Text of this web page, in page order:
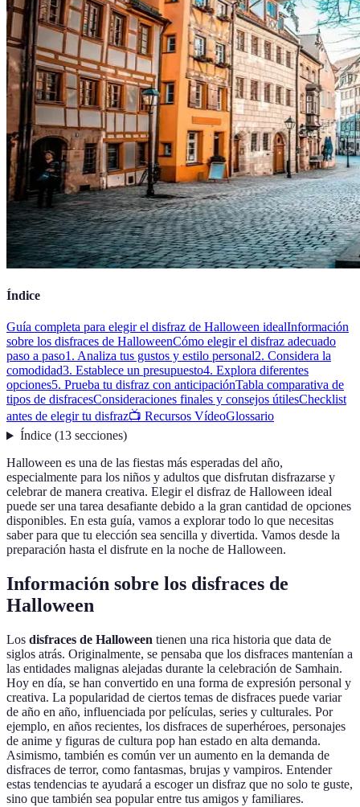
Índice
Guía completa para elegir el disfraz de Halloween idealInformación
sobre los disfraces de HalloweenCómo elegir el disfraz adecuado
paso a paso1. Analiza tus gustos y estilo personal2. Considera la
comodidad3. Establece un presupuesto4. Explora diferentes
opciones5. Prueba tu disfraz con anticipaciónTabla comparativa de
tipos de disfracesConsideraciones finales y consejos útilesChecklist
antes de elegir tu disfraz📺 Recursos VídeoGlossario
Índice(13 secciones)
Halloween es una de las fiestas más esperadas del año,
especialmente para los niños y adultos que disfrutan disfrazarse y
celebrar de manera creativa. Elegir el disfraz de Halloween ideal
puede ser una tarea desafiante debido a la gran cantidad de opciones
disponibles. En esta guía, vamos a explorar todo lo que necesitas
saber para que tu elección sea sencilla y divertida. Vamos desde la
preparación hasta el disfrute en la noche de Halloween.
Información sobre los disfraces de
Halloween
Los disfraces de Halloween tienen una rica historia que data de
siglos atrás. Originalmente, se pensaba que los disfraces mantenían a
las entidades malignas alejadas durante la celebración de Samhain.
Hoy en día, se han convertido en una forma de expresión personal y
creativa. La popularidad de ciertos temas de disfraces puede variar
de año en año, influenciada por películas, series y culturales. Por
ejemplo, en años recientes, los disfraces de superhéroes, personajes
de anime y figuras de cultura pop han estado en alta demanda.
Asimismo, también es común ver un aumento en la demanda de
disfraces de terror, como fantasmas, brujas y vampiros. Entender
estas tendencias te ayudará a escoger un disfraz que no solo te guste,
sino que también sea popular entre tus amigos y familiares.